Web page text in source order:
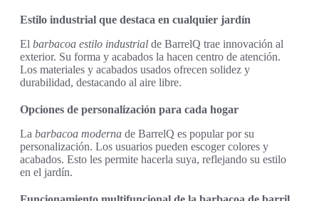
Estilo industrial que destaca en cualquier jardín
El barbacoa estilo industrial de BarrelQ trae innovación al
exterior. Su forma y acabados la hacen centro de atención.
Los materiales y acabados usados ofrecen solidez y
durabilidad, destacando al aire libre.
Opciones de personalización para cada hogar
La barbacoa moderna de BarrelQ es popular por su
personalización. Los usuarios pueden escoger colores y
acabados. Esto les permite hacerla suya, reflejando su estilo
en el jardín.